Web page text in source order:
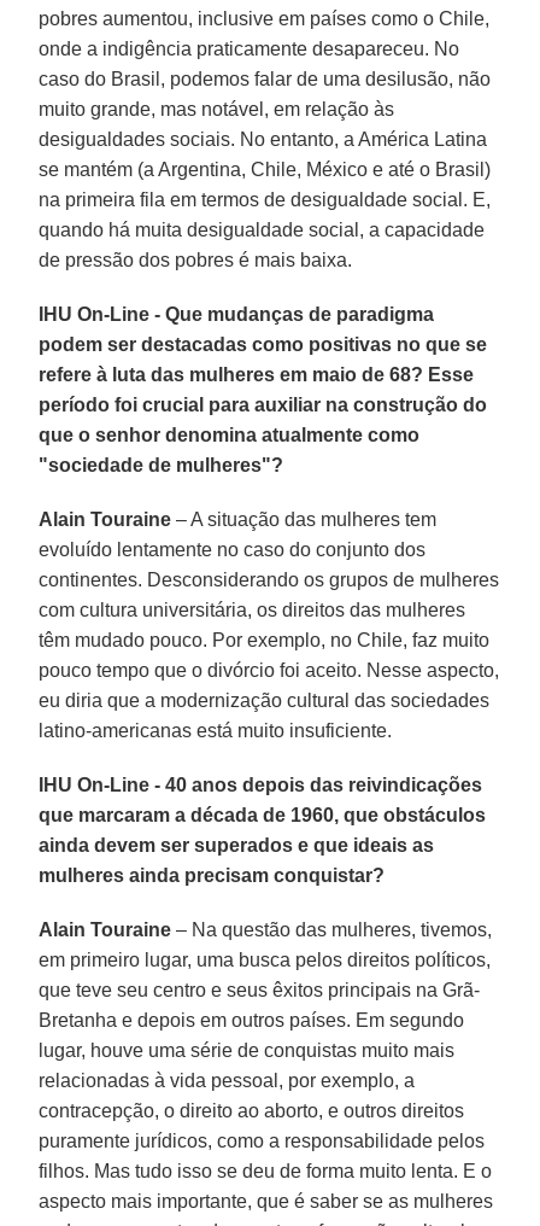
pobres aumentou, inclusive em países como o Chile,
onde a indigência praticamente desapareceu. No
caso do Brasil, podemos falar de uma desilusão, não
muito grande, mas notável, em relação às
desigualdades sociais. No entanto, a América Latina
se mantém (a Argentina, Chile, México e até o Brasil)
na primeira fila em termos de desigualdade social. E,
quando há muita desigualdade social, a capacidade
de pressão dos pobres é mais baixa.
IHU On-Line - Que mudanças de paradigma
podem ser destacadas como positivas no que se
refere à luta das mulheres em maio de 68? Esse
período foi crucial para auxiliar na construção do
que o senhor denomina atualmente como
"sociedade de mulheres"?
Alain Touraine– A situação das mulheres tem
evoluído lentamente no caso do conjunto dos
continentes. Desconsiderando os grupos de mulheres
com cultura universitária, os direitos das mulheres
têm mudado pouco. Por exemplo, no Chile, faz muito
pouco tempo que o divórcio foi aceito. Nesse aspecto,
eu diria que a modernização cultural das sociedades
latino-americanas está muito insuficiente.
IHU On-Line - 40 anos depois das reivindicações
que marcaram a década de 1960, que obstáculos
ainda devem ser superados e que ideais as
mulheres ainda precisam conquistar?
Alain Touraine– Na questão das mulheres, tivemos,
em primeiro lugar, uma busca pelos direitos políticos,
que teve seu centro e seus êxitos principais na Grã-
Bretanha e depois em outros países. Em segundo
lugar, houve uma série de conquistas muito mais
relacionadas à vida pessoal, por exemplo, a
contracepção, o direito ao aborto, e outros direitos
puramente jurídicos, como a responsabilidade pelos
filhos. Mas tudo isso se deu de forma muito lenta. E o
aspecto mais importante, que é saber se as mulheres